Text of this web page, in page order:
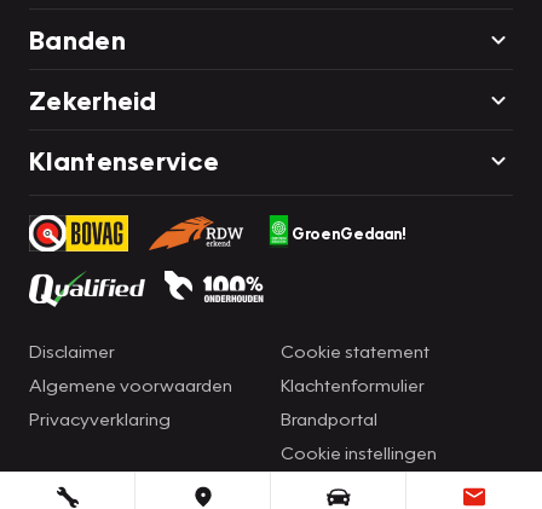
Banden
Zekerheid
Klantenservice
GroenGedaan!
Disclaimer
Algemene voorwaarden
Privacyverklaring
Cookie statement
Klachtenformulier
Brandportal
Cookie instellingen